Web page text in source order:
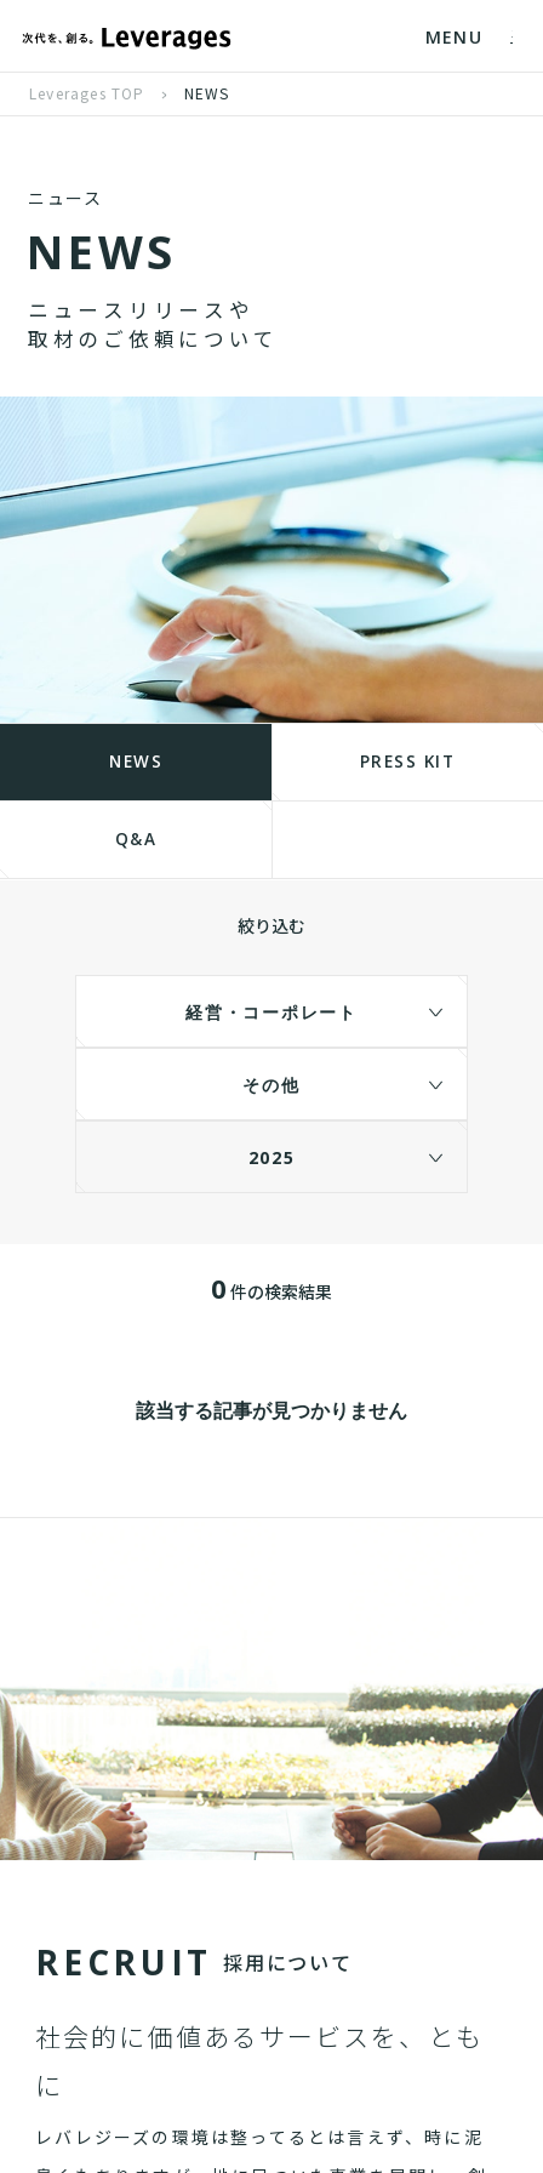
MENU
Leverages TOP NEWS
ニュース
NEWS
ニ ュ ー ス リ リ ー ス や
取 材 の ご 依 頼 に つ い て
NEWS PRESS KIT
Q&A
絞り込む
経営・コーポレート
その他
2025
0 件の検索結果
該当する記事が見つかりません
RECRU IT 採用について
社会的に価値あるサービスを、とも
に
レバレジーズの環境は整ってるとは言えず、時に泥